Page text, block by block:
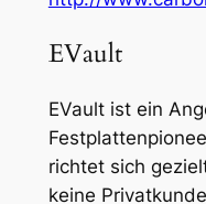
EVault
EVault ist ein
richtet sich
keine